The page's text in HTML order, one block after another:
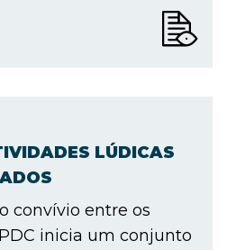
LÚDICAS
convívio entre os
inicia um conjunto